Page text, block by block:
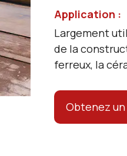
Application :
Largement
de la
ferreux, la
Obtenez